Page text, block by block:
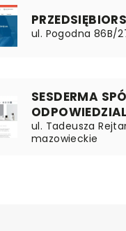
ul. Pogodna 86B/
SESDERMA
ul. Tadeusza
mazowieckie